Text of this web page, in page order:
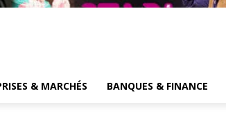
& MARCHÉS BANQUES & FINANCE